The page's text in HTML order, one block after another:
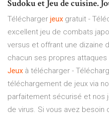
Sudoku et Jeu de cuisine.
Télécharger jeux gratuit -
excellent jeu de combats
versus et offrant une dizaine
chacun ses propres
Jeux à télécharger -
téléchargement de jeux via
parfaitement sécurisé et nos
de virus. Si vous avez besoin